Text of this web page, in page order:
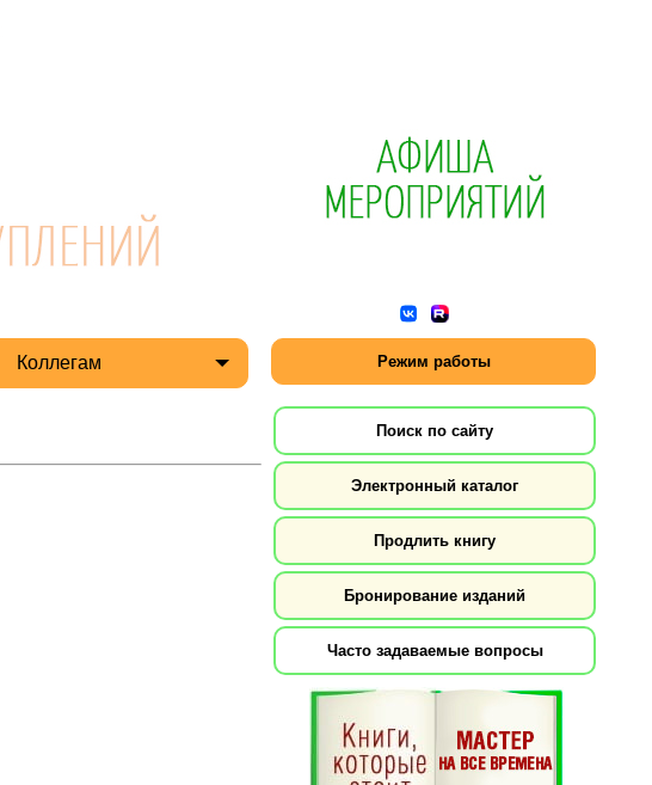
Коллегам Режим работы
Поиск по сайту
Электронный каталог
Продлить книгу
Бронирование изданий
Часто задаваемые вопросы